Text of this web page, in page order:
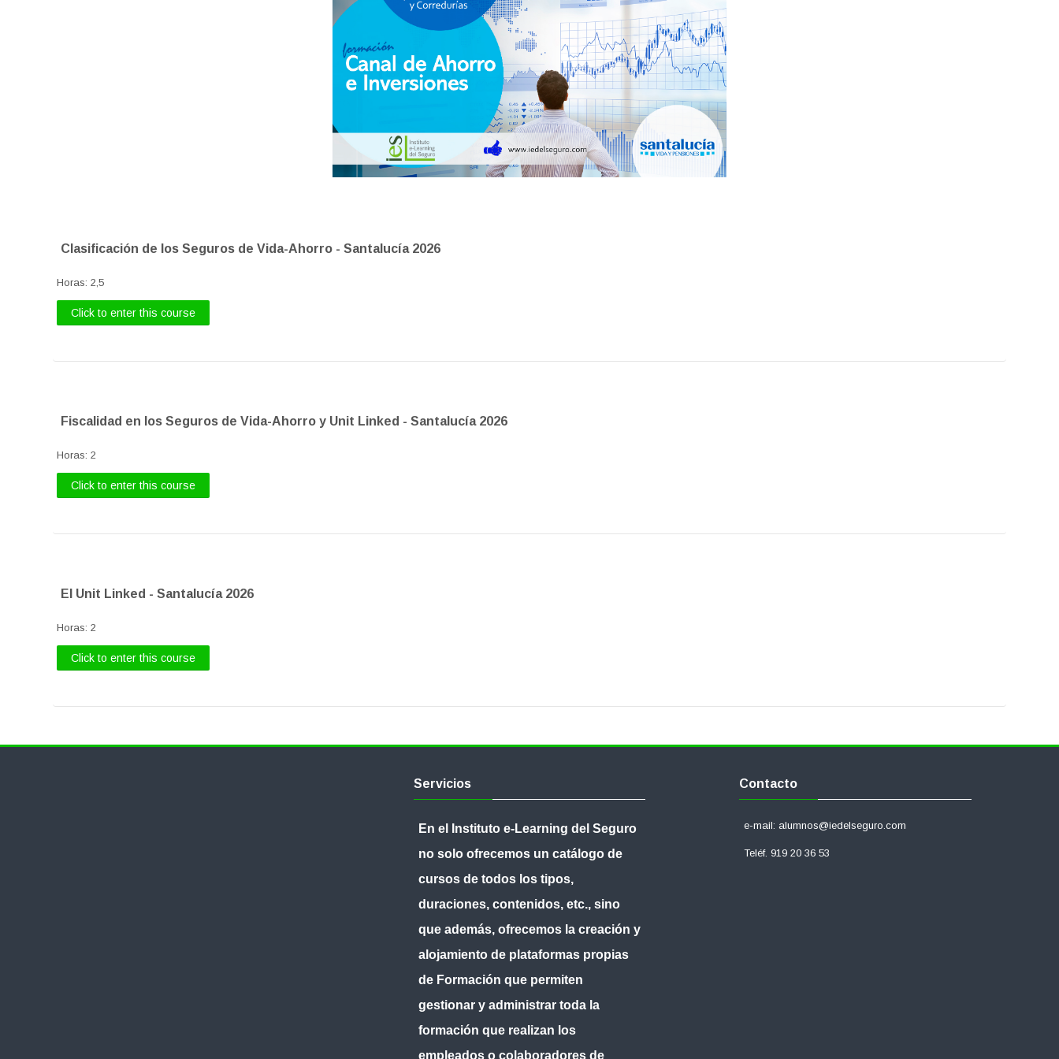
Clasificación de los Seguros de Vida-Ahorro - Santalucía 2026
Horas:2,5
Click to enter this course
Fiscalidad en los Seguros de Vida-Ahorro y Unit Linked - Santalucía 2026
Horas:2
Click to enter this course
El Unit Linked - Santalucía 2026
Horas:2
Click to enter this course
Servicios
Servicios
En el Instituto e-Learning del Seguro
no solo ofrecemos un catálogo de
cursosde todos los tipos,
duraciones, contenidos, etc., sino
que además, ofrecemos la creación y
alojamiento de plataformas propias
de Formación que permiten
gestionar y administrar toda la
formación que realizan los
empleados o colaboradores de
Contacto
Contacto
e-mail: alumnos@iedelseguro.com
Teléf. 919 20 36 53